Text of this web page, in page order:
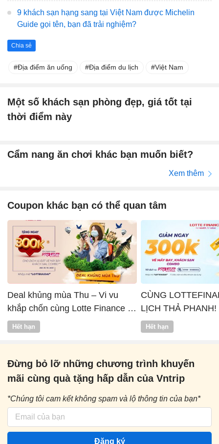
9 khách sạn hạng sang tại Việt Nam được Michelin
Guide gọi tên, bạn đã trải nghiệm?
Chia sẻ
Địa điểm ăn uống Địa điểm du lịch Việt Nam
Một số khách sạn phòng đẹp, giá tốt tại
thời điểm này
Cẩm nang ăn chơi khác bạn muốn biết?
Xem thêm
Coupon khác bạn có thể quan tâm
Deal khủng mùa Thu – Vi vu
khắp chốn cùng Lotte Finance x
Vntrip
Hết hạn
CÙNG
LỊCH THẢ PHANH!
Hết hạn
Đừng bỏ lỡ những chương trình khuyến
mãi cùng quà tặng hấp dẫn của Vntrip
*Chúng tôi cam kết không spam và lộ thông tin của bạn*
Đăng ký